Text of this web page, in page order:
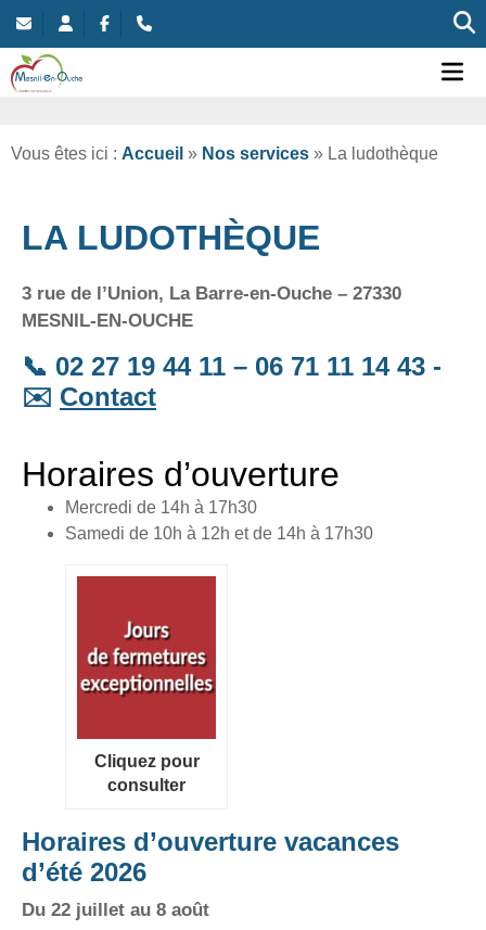
Vous êtes ici : Accueil » Nos services » La ludothèque
LA LUDOTHÈQUE
3 rue de l’Union, La Barre-en-Ouche – 27330
MESNIL-EN-OUCHE
📞 02 27 19 44 11 – 06 71 11 14 43 -
✉️ Contact
Horaires d’ouverture
Mercredi de 14h à 17h30
Samedi de 10h à 12h et de 14h à 17h30
Cliquez pour
consulter
Horaires d’ouverture vacances
d’été 2026
Du 22 juillet au 8 août